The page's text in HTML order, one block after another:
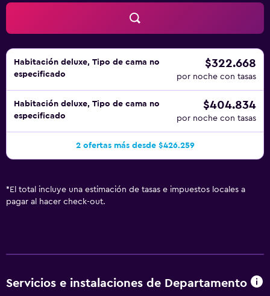
Habitación deluxe, Tipo de cama no
especificado
$322.668
por noche con tasas
Habitación deluxe, Tipo de cama no
especificado
$404.834
por noche con tasas
2 ofertas más desde $426.259
* El total incluye una estimación de tasas e impuestos locales a
pagar al hacer check-out.
Servicios e instalaciones de Departamento